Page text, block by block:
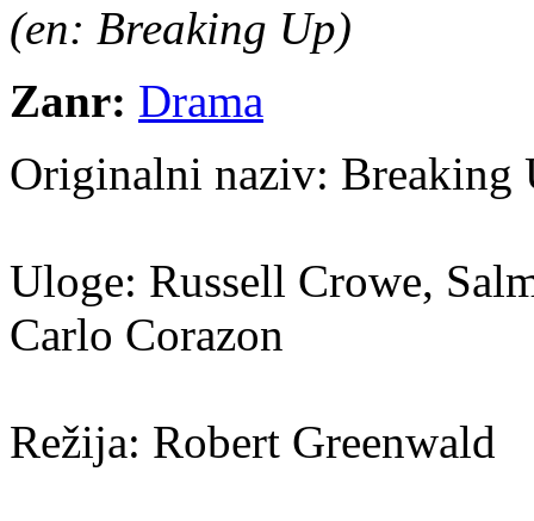
(en: Breaking Up)
Zanr: Drama
Originalni naziv: Breaking
Uloge: Russell Crowe,
Carlo Corazon
Režija: Robert Greenwald